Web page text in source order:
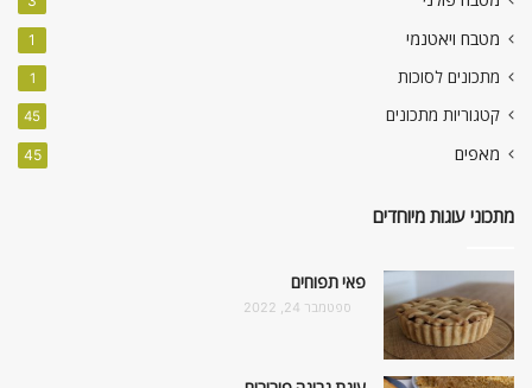
מטבח ויאטנמי 1
מתכונים לסוכות 1
קטגוריות מתכונים 45
מאפים 45
מתכוני עוגות מיוחדים
פאי תפוחים
ספטמבר 24, 2022